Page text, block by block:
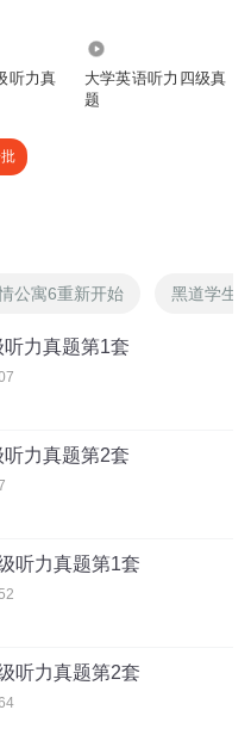
听力真
大学英语听力四级真
题
公寓6重新开始 黑道学生
力真题第1套
力真题第2套
听力真题第1套
听力真题第2套